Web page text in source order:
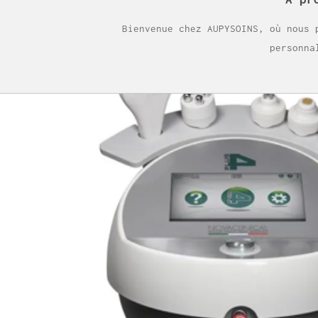
Bienvenue chez AUPYSOINS, où